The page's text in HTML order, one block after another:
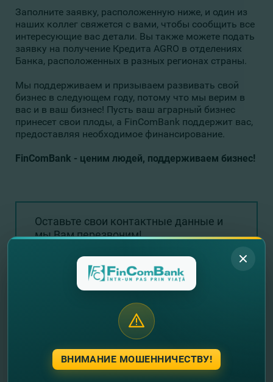
Заполните заявку, расположенную ниже, и один из
наших коллег свяжется с вами, чтобы сообщить все
интересующие вас детали. Вы также можете подать
заявку на получение Кредита AGRO в отделениях
Банка, расположенных в разных регионах страны.
Мы поддерживаем и призываем развивать свой
бизнес в следующем году, потому что мы верим в
вас и в ваш бизнес! Пусть ваш аграрный бизнес
принесет свои плоды, а FinComBank поддержит вас,
предоставляя необходимое финансирование.
FinComBank - ценим людей, поддерживаем бизнес!
Оставьте свои контактные данные и
мы Вам перезвоним!
+373
ВНИМАНИЕ МОШЕННИЧЕСТВУ!